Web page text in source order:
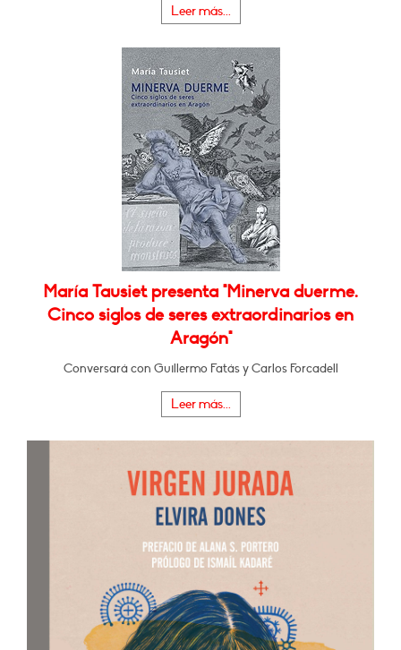
Leer más...
María Tausiet presenta "Minerva duerme.
Cinco siglos de seres extraordinarios en
Aragón"
Conversará con Guillermo Fatás y Carlos Forcadell
Leer más...